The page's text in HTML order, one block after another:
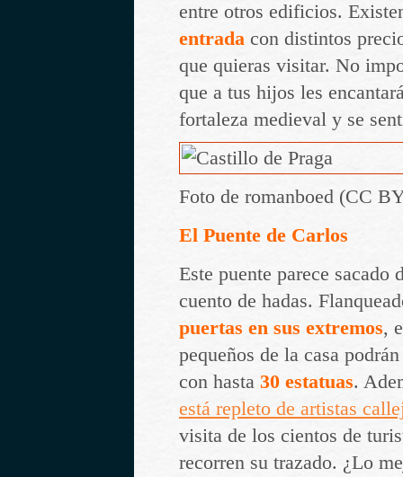
entre otros edificios.
entrada con distintos
que quieras visitar. No
que a tus hijos les
fortaleza medieval y se
Foto de romanboed (CC
El Puente de Carlos
Este puente parece sacado
cuento de hadas.
puertas en sus extremos,
pequeños de la casa
con hasta 30 estatuas.
está repleto de artistas
visita de los cientos de
recorren su trazado. ¿Lo